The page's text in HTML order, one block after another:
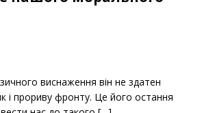
виснаження він не здатен
і прориву фронту. Це його остання